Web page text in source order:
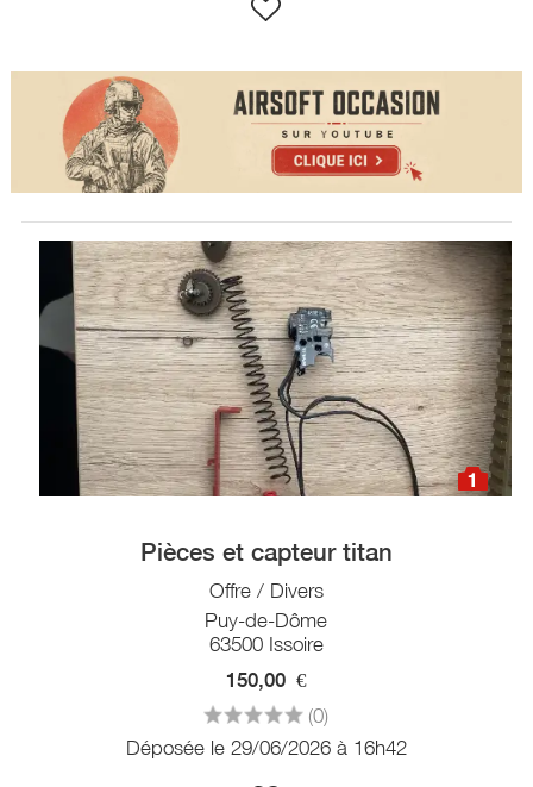
1
Pièces et capteur titan
Offre / Divers
Puy-de-Dôme
63500 Issoire
150,00 €
(0)
Déposée le 29/06/2026 à 16h42